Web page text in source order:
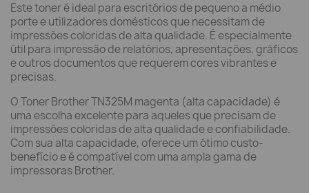
Este toner é ideal para escritórios de pequeno a médio
porte e utilizadores domésticos que necessitam de
impressões coloridas de alta qualidade. É especialmente
útil para impressão de relatórios, apresentações, gráficos
e outros documentos que requerem cores vibrantes e
precisas.
O Toner Brother TN325M magenta (alta capacidade) é
uma escolha excelente para aqueles que precisam de
impressões coloridas de alta qualidade e confiabilidade.
Com sua alta capacidade, oferece um ótimo custo-
benefício e é compatível com uma ampla gama de
impressoras Brother.